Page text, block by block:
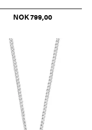
NOK 799,00